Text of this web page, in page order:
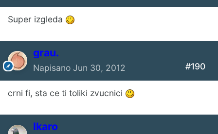
Super izgleda
grau.
Napisano Jun 30, 2012 #190
crni fi, sta ce ti toliki zvucnici
Ikaro